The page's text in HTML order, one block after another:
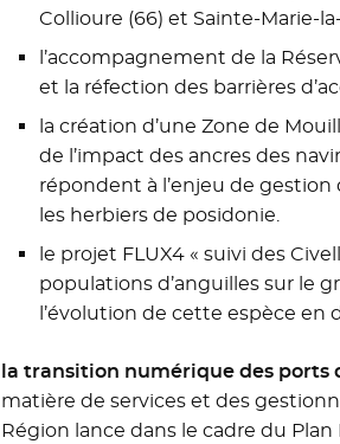
Collioure (66) et Sainte-Marie-
l’accompagnement de la
et la réfection des barrières
la création d’une Zone de
de l’impact des ancres des
répondent à l’enjeu de
les herbiers de posidonie.
le projet FLUX4 « suivi des
populations d’anguilles sur le
l’évolution de cette espèce
la transition numérique des ports
matière de services et des
Région lance dans le cadre du